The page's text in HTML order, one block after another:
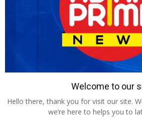
Welcome to our
Hello there, thank you for visit our site.
we’re here to helps you to